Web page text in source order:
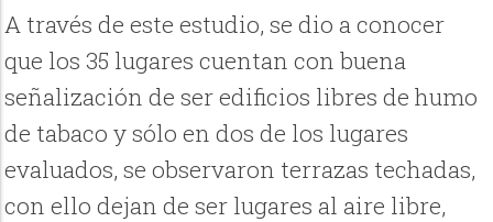
A través de este estudio, se dio a conocer
que los 35 lugares cuentan con buena
señalización de ser edificios libres de humo
de tabaco y sólo en dos de los lugares
evaluados, se observaron terrazas techadas,
con ello dejan de ser lugares al aire libre,